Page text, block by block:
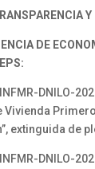
DE
DNILO-
Vivienda
extinguida de
DNILO-